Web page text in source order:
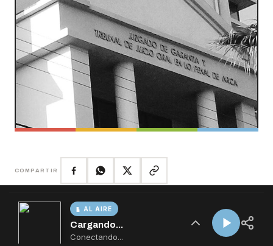
AL AIRE
Cargando...
Conectando...